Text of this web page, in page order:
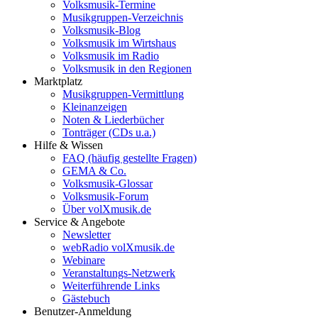
Volksmusik-Termine
Musikgruppen-Verzeichnis
Volksmusik-Blog
Volksmusik im Wirtshaus
Volksmusik im Radio
Volksmusik in den Regionen
Marktplatz
Musikgruppen-Vermittlung
Kleinanzeigen
Noten & Liederbücher
Tonträger (CDs u.a.)
Hilfe & Wissen
FAQ (häufig gestellte Fragen)
GEMA & Co.
Volksmusik-Glossar
Volksmusik-Forum
Über volXmusik.de
Service & Angebote
Newsletter
webRadio volXmusik.de
Webinare
Veranstaltungs-Netzwerk
Weiterführende Links
Gästebuch
Benutzer-Anmeldung